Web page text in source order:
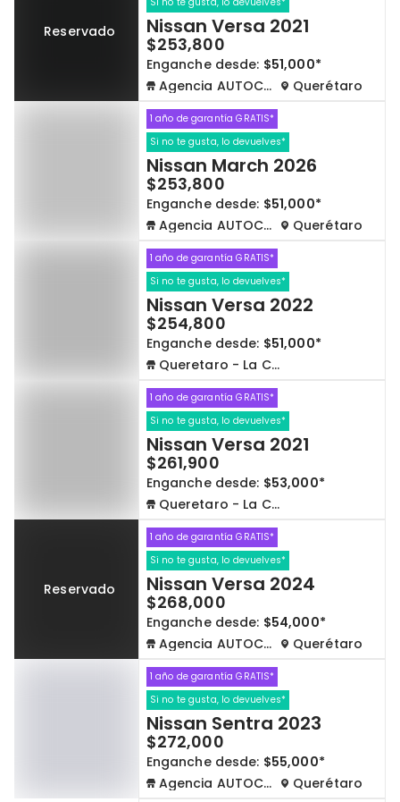
Reservado Nissan Versa 2021
$253,800
Enganche desde: $51,000*
Agencia AUTOCOM
Querétaro
1 año de garantía GRATIS*
Si no te gusta, lo devuelves*
Nissan March 2026
$253,800
Enganche desde: $51,000*
Agencia AUTOCOM
Querétaro
1 año de garantía GRATIS*
Si no te gusta, lo devuelves*
Nissan Versa 2022
$254,800
Enganche desde: $51,000*
Queretaro - La Capilla
1 año de garantía GRATIS*
Si no te gusta, lo devuelves*
Nissan Versa 2021
$261,900
Enganche desde: $53,000*
Queretaro - La Capilla
Reservado
1 año de garantía GRATIS*
Si no te gusta, lo devuelves*
Nissan Versa 2024
$268,000
Enganche desde: $54,000*
Agencia AUTOCOM
Querétaro
1 año de garantía GRATIS*
Si no te gusta, lo devuelves*
Nissan Sentra 2023
$272,000
Enganche desde: $55,000*
Agencia AUTOCOM
Querétaro